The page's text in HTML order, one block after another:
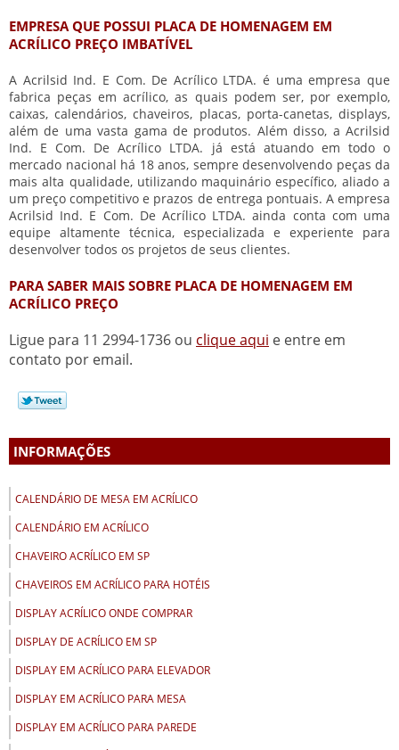
EMPRESA QUE POSSUI PLACA DE HOMENAGEM EM
ACRÍLICO PREÇO IMBATÍVEL
A Acrilsid Ind. E Com. De Acrílico LTDA. é uma empresa que
fabrica peças em acrílico, as quais podem ser, por exemplo,
caixas, calendários, chaveiros, placas, porta-canetas, displays,
além de uma vasta gama de produtos. Além disso, a Acrilsid
Ind. E Com. De Acrílico LTDA. já está atuando em todo o
mercado nacional há 18 anos, sempre desenvolvendo peças da
mais alta qualidade, utilizando maquinário específico, aliado a
um preço competitivo e prazos de entrega pontuais. A empresa
Acrilsid Ind. E Com. De Acrílico LTDA. ainda conta com uma
equipe altamente técnica, especializada e experiente para
desenvolver todos os projetos de seus clientes.
PARA SABER MAIS SOBRE PLACA DE HOMENAGEM EM
ACRÍLICO PREÇO
Ligue para 11 2994-1736 ou clique aqui e entre em
contato por email.
INFORMAÇÕES
CALENDÁRIO DE MESA EM ACRÍLICO
CALENDÁRIO EM ACRÍLICO
CHAVEIRO ACRÍLICO EM SP
CHAVEIROS EM ACRÍLICO PARA HOTÉIS
DISPLAY ACRÍLICO ONDE COMPRAR
DISPLAY DE ACRÍLICO EM SP
DISPLAY EM ACRÍLICO PARA ELEVADOR
DISPLAY EM ACRÍLICO PARA MESA
DISPLAY EM ACRÍLICO PARA PAREDE